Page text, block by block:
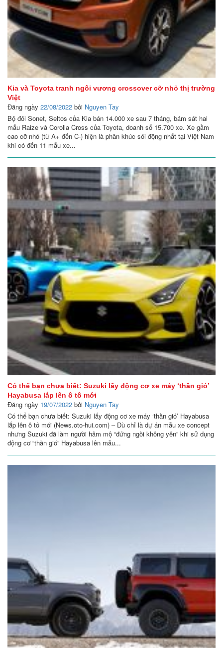
Kia và Toyota tranh ngôi vương crossover cỡ nhỏ thị trường
Việt
Đăng ngày 22/08/2022 bởi Nguyen Tay
Bộ đôi Sonet, Seltos của Kia bán 14.000 xe sau 7 tháng, bám sát hai
mẫu Raize và Corolla Cross của Toyota, doanh số 15.700 xe. Xe gầm
cao cỡ nhỏ (từ A+ đến C-) hiện là phân khúc sôi động nhất tại Việt Nam
khi có đến 11 mẫu xe...
Có thể bạn chưa biết: Suzuki lấy động cơ xe máy ‘thần gió’
Hayabusa lắp lên ô tô mới
Đăng ngày 19/07/2022 bởi Nguyen Tay
Có thể bạn chưa biết: Suzuki lấy động cơ xe máy ‘thần gió’ Hayabusa
lắp lên ô tô mới (News.oto-hui.com) – Dù chỉ là dự án mẫu xe concept
nhưng Suzuki đã làm người hâm mộ “đứng ngồi không yên” khi sử dụng
động cơ “thần gió” Hayabusa lên mẫu...